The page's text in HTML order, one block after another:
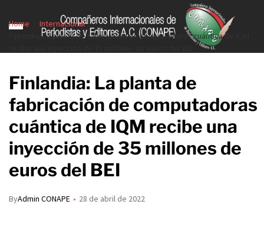
Home
Internacional
Finlandia: La planta de fabricación de computadoras cuántica de IQM
Finlandia: La planta de
fabricación de computadoras
cuántica de IQM recibe una
inyección de 35 millones de
euros del BEI
ByAdmin CONAPE 28 de abril de 2022